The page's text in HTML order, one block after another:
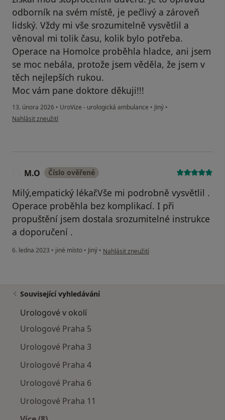
odborník na svém místě, je pečlivý a zároveň
lidský. Vždy mi vše srozumitelně vysvětlil a
věnoval mi tolik času, kolik bylo potřeba.
Operace na Homolce proběhla hladce, ani jsem
se moc nebála, protože jsem věděla, že jsem v
těch nejlepších rukou.
Moc vám pane doktore děkuji!!!
13. února 2026 • UroVize - urologická ambulance • Jiný •
podle názoru uživatele Jitka Krejčí
Nahlásit zneužití
M.O Číslo ověřené
Milý,empatický lékař.Vše mi podrobně vysvětlil .
Operace proběhla bez komplikací. I při
propuštění jsem dostala srozumitelné instrukce
a doporučení .
6. ledna 2023 • jiné místo • Jiný • podle názoru uživatele M.O
Nahlásit zneužití
Související vyhledávání
Urologové v okolí
Urologové Praha 5
Urologové Praha 3
Urologové Praha 4
Urologové Praha 6
Urologové Praha 11